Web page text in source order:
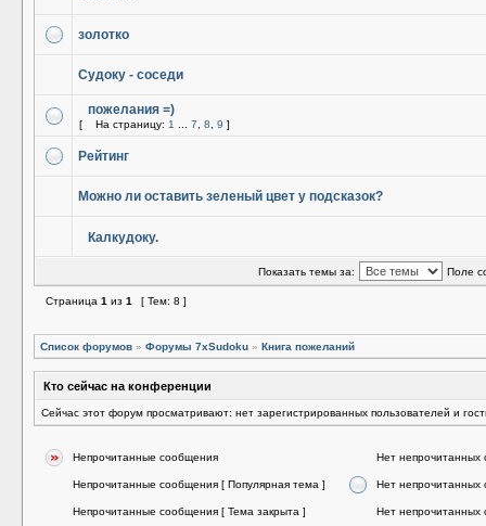
золотко
Судоку - соседи
пожелания =)
[ На страницу: 1 7 8 9 ]
Рейтинг
Можно ли оставить зеленый цвет у подсказок?
Калкудоку.
Показать темы за: Поле
Страница 1 из 1 [ Тем: 8 ]
Список форумов » Форумы 7xSudoku » Книга пожеланий
Кто сейчас на конференции
Сейчас этот форум просматривают: нет зарегистрированных пользователей и
Непрочитанные сообщения Нет непрочитанных
Непрочитанные сообщения [ Популярная тема ] Нет непрочитанных
Непрочитанные сообщения [ Тема закрыта ] Нет непрочитанных